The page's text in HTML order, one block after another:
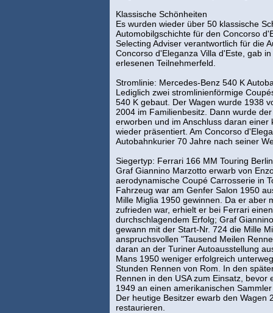
Klassische Schönheiten
Es wurden wieder über 50 klassische
Automobilgschichte für den Concorso
Selecting Adviser verantwortlich für die
Concorso d'Eleganza Villa d'Este, gab
erlesenen Teilnehmerfeld.
Stromlinie: Mercedes-Benz 540 K
Lediglich zwei stromlinienförmige
540 K gebaut. Der Wagen wurde 1938
2004 im Familienbesitz. Dann wurde
erworben und im Anschluss daran
wieder präsentiert. Am Concorso
Autobahnkurier 70 Jahre nach seiner
Siegertyp: Ferrari 166 MM Touring
Graf Giannino Marzotto erwarb von
aerodynamische Coupé Carrosserie in
Fahrzeug war am Genfer Salon 1950
Mille Miglia 1950 gewinnen. Da er aber
zufrieden war, erhielt er bei Ferrari
durchschlagendem Erfolg; Graf
gewann mit der Start-Nr. 724 die Mille
anspruchsvollen "Tausend Meilen
daran an der Turiner Autoausstellung
Mans 1950 weniger erfolgreich
Stunden Rennen von Rom. In den
Rennen in den USA zum Einsatz,
1949 an einen amerikanischen
Der heutige Besitzer ewarb den
restaurieren.